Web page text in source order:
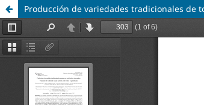
Producción de variedades tradicionales de